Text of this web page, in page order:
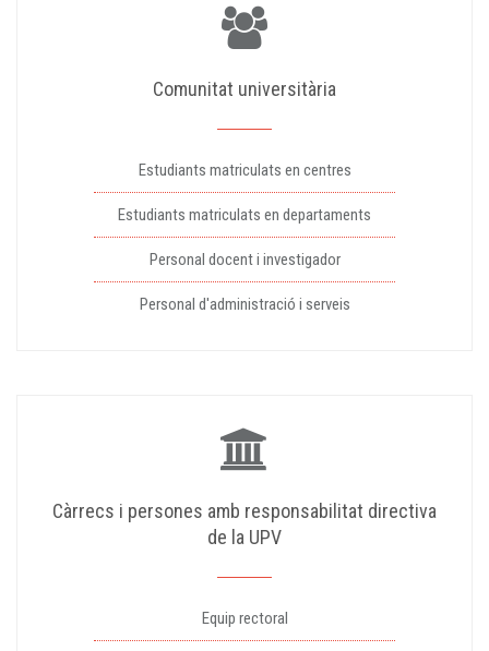
Comunitat universitària
Estudiants matriculats en centres
Estudiants matriculats en departaments
Personal docent i investigador
Personal d'administració i serveis
Càrrecs i persones amb responsabilitat directiva
de la UPV
Equip rectoral